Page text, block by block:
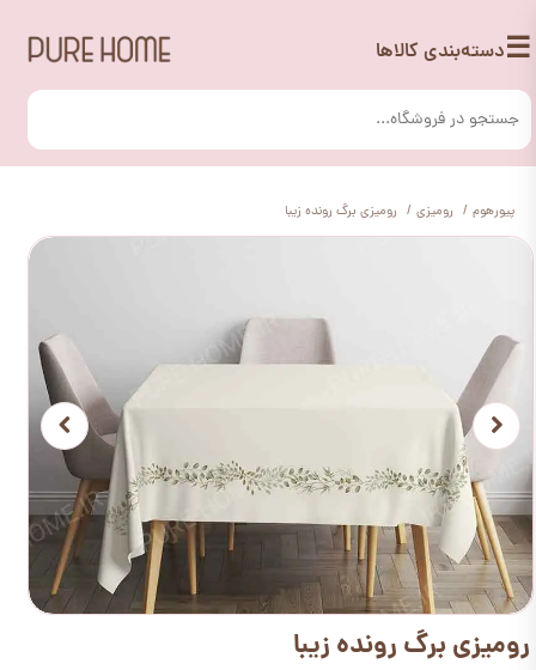
☰دسته‌بندی کالاها
پیورهوم رومیزی رومیزی برگ رونده زیبا
رومیزی برگ رونده زیبا